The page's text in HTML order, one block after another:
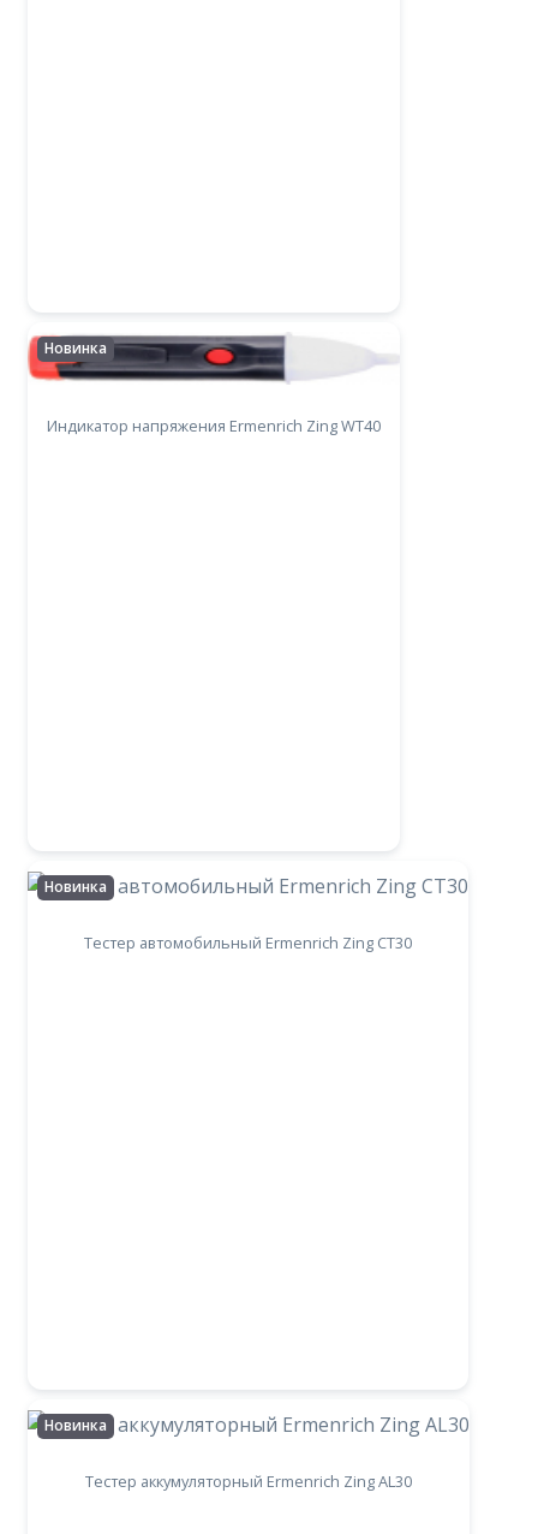
Новинка
Индикатор напряжения Ermenrich Zing WT40
Новинка
Тестер автомобильный Ermenrich Zing CT30
Новинка
Тестер аккумуляторный Ermenrich Zing AL30